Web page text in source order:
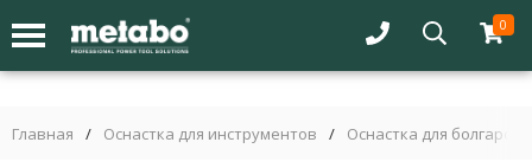
0
Главная / Оснастка для инструментов / Оснастка для